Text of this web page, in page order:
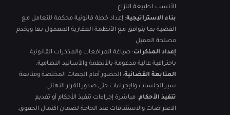
الأنسب لطبيعة النزاع.
بناء الاستراتيجية: إعداد خطة قانونية محكمة للتعامل مع
القضية بما يتوافق مع الأنظمة العقارية المعمول بها ويخدم
مصلحة العميل.
إعداد المذكرات: صياغة المرافعات والمذكرات القانونية
باحترافية عالية مدعومة بالأنظمة والأسانيد النظامية.
المتابعة القضائية: الحضور أمام الجهات المختصة ومتابعة
سير الجلسات والإجراءات حتى صدور القرار النهائي.
تنفيذ الأحكام: مباشرة إجراءات تنفيذ الأحكام أو تقديم
الاعتراضات والاستئنافات عند الحاجة لضمان اكتمال الحقوق.